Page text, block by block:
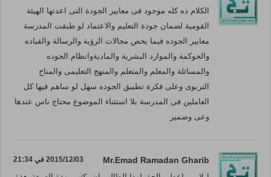
الكلام ده كله موجود فى معايير الجودة التى اعدتها الهيئة
القومية لضمان جودة التعليم والاعتماد لو طبقت المدرسة
معايير الجوده فيما يخص مجالات الرؤية والرسالة والقياده
والحوكمة والموارد البشرية والماديةوانظام الجوده
والمسائلة والمعلم والمتعلم والمنهج التعليمى والمناخ
التربوى وعلى فكرة تطبيق الجوده سهل لو ساهم فيها كل
العاملين فى المدرسة بلا استثناء الموضوع محتاج ناس عندها
وعى وضمير
Mr.Emad Ramadan Gharib 2015/12/03 في 21:34